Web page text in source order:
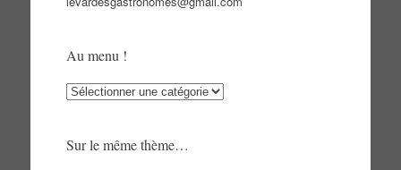
Au menu !
Au
Sur le même thème…